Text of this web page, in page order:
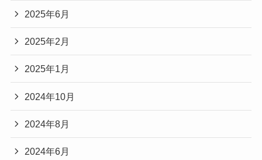
2025年6月
2025年2月
2025年1月
2024年10月
2024年8月
2024年6月